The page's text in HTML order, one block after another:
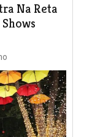
Na Reta